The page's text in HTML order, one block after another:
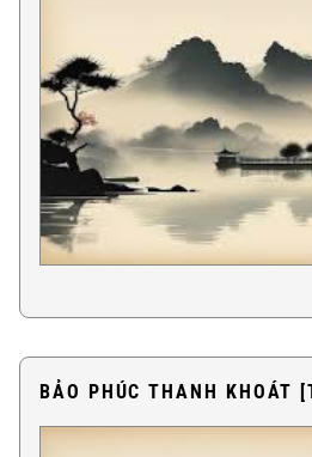
BẢO PHÚC THANH KHOÁT